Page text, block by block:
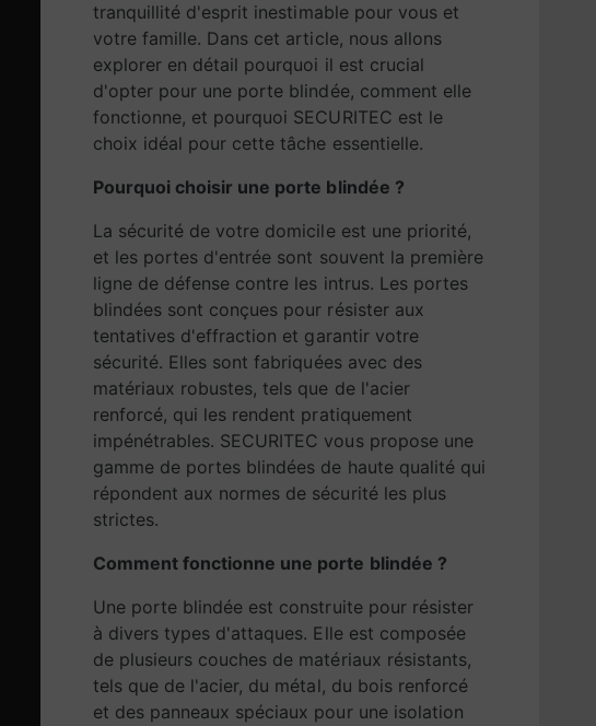
tranquillité d'esprit inestimable pour vous et
votre famille. Dans cet article, nous allons
explorer en détail pourquoi il est crucial
d'opter pour une porte blindée, comment elle
fonctionne, et pourquoi SECURITEC est le
choix idéal pour cette tâche essentielle.
Pourquoi choisir une porte blindée ?
La sécurité de votre domicile est une priorité,
et les portes d'entrée sont souvent la première
ligne de défense contre les intrus. Les portes
blindées sont conçues pour résister aux
tentatives d'effraction et garantir votre
sécurité. Elles sont fabriquées avec des
matériaux robustes, tels que de l'acier
renforcé, qui les rendent pratiquement
impénétrables. SECURITEC vous propose une
gamme de portes blindées de haute qualité qui
répondent aux normes de sécurité les plus
strictes.
Comment fonctionne une porte blindée ?
Une porte blindée est construite pour résister
à divers types d'attaques. Elle est composée
de plusieurs couches de matériaux résistants,
tels que de l'acier, du métal, du bois renforcé
et des panneaux spéciaux pour une isolation